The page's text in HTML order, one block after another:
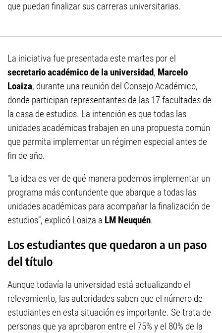
que puedan finalizar sus carreras universitarias.
La iniciativa fue presentada este martes por el
secretario académico de la universidad, Marcelo
Loaiza, durante una reunión del Consejo Académico,
donde participan representantes de las 17 facultades de
la casa de estudios. La intención es que todas las
unidades académicas trabajen en una propuesta común
que permita implementar un régimen especial antes de
fin de año.
"La idea es ver de qué manera podemos implementar un
programa más contundente que abarque a todas las
unidades académicas para acompañar la finalización de
estudios", explicó Loaiza a LM Neuquén.
Los estudiantes que quedaron a un paso
del título
Aunque todavía la universidad está actualizando el
relevamiento, las autoridades saben que el número de
estudiantes en esta situación es importante. Se trata de
personas que ya aprobaron entre el 75% y el 80% de la